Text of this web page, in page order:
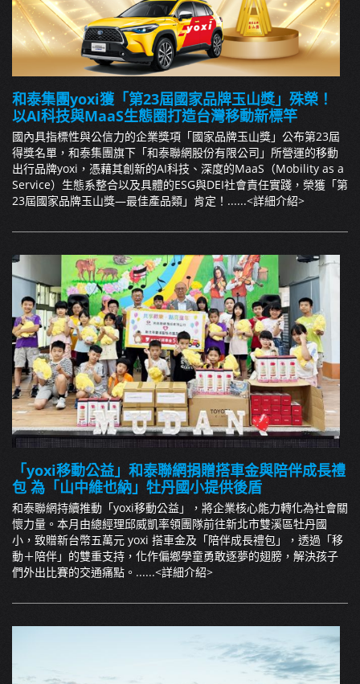
和泰集團yoxi獲「第23屆國家品牌玉山獎」殊榮！
以AI科技與MaaS生態圈打造台灣移動新標竿
國內具指標性與公信力的企業獎項「國家品牌玉山獎」公布第23屆
得獎名單，和泰集團旗下「和泰聯網股份有限公司」所營運的移動
出行品牌yoxi，憑藉其創新的AI科技、深度的MaaS（Mobility as a
Service）生態系整合以及具體的ESG與DEI社會責任實踐，榮獲「第
23屆國家品牌玉山獎—最佳產品類」肯定！......<詳細介紹>
「yoxi移動公益」和泰聯網捐贈搭車金與陪伴成長禮
包 為「山中維也納」牡丹國小提供後盾
和泰聯網持續推動「yoxi移動公益」，將企業核心能力轉化為社會關
懷力量。本月由總經理邱威凱率領團隊前往新北市雙溪區牡丹國
小，致贈新台幣五萬元 yoxi 搭車金及「陪伴成長禮包」，透過「移
動＋陪伴」的雙重支持，化作偏鄉學童勇敢逐夢的翅膀，解決孩子
們外出比賽的交通痛點。......<詳細介紹>